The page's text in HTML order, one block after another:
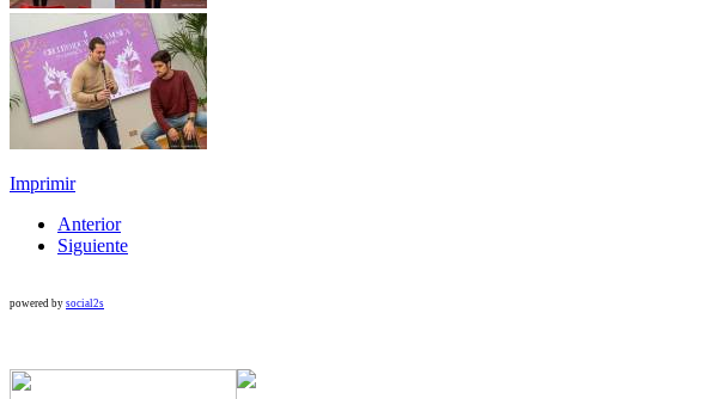
Imprimir
Anterior
Siguiente
powered by social2s